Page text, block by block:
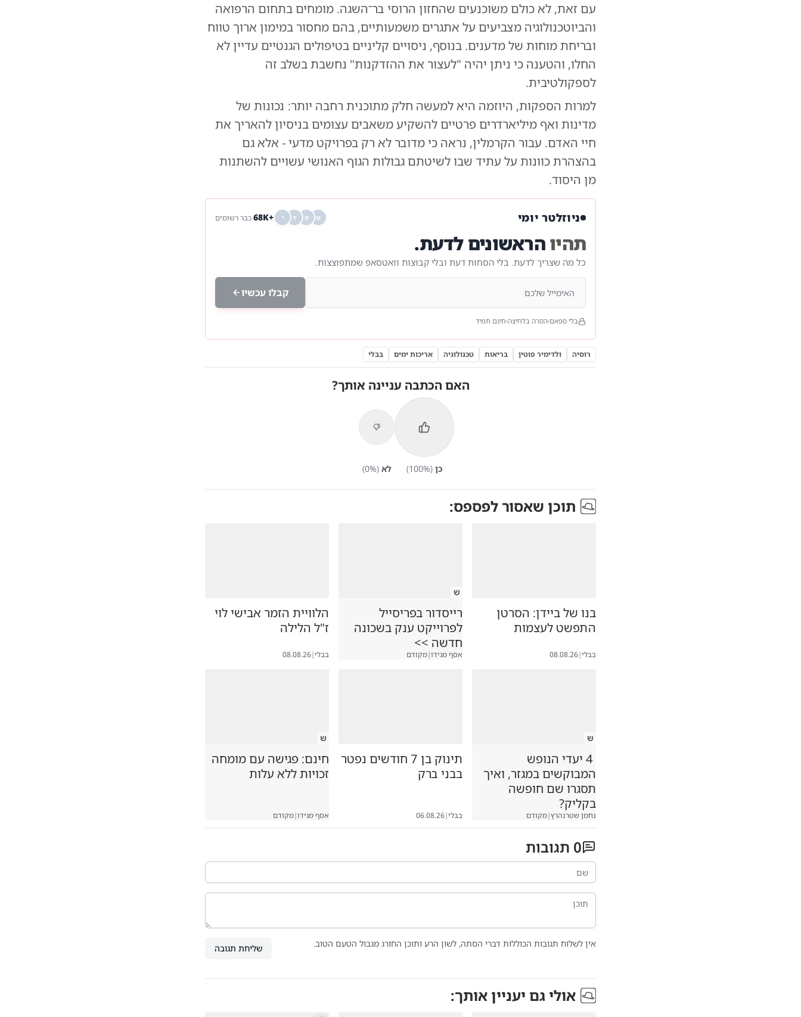
עם זאת, לא כולם משוכנעים שהחזון הרוסי בר־השגה. מומחים בתחום הרפואה
והביוטכנולוגיה מצביעים על אתגרים משמעותיים, בהם מחסור במימון ארוך טווח
ובריחת מוחות של מדענים. בנוסף, ניסויים קליניים בטיפולים הגנטיים עדיין לא
החלו, והטענה כי ניתן יהיה "לעצור את ההזדקנות" נחשבת בשלב זה
לספקולטיבית.
למרות הספקות, היוזמה היא למעשה חלק מתוכנית רחבה יותר: נכונות של
מדינות ואף מיליארדרים פרטיים להשקיע משאבים עצומים בניסיון להאריך את
חיי האדם. עבור הקרמלין, נראה כי מדובר לא רק בפרויקט מדעי - אלא גם
בהצהרת כוונות על עתיד שבו לשיטתם גבולות הגוף האנושי עשויים להשתנות
מן היסוד.
ניוזלטר יומי ש מ ד י +68K כבר רשומים
תהיוהראשונים לדעת.
כל מה שצריך לדעת. בלי הסחות דעת ובלי קבוצות וואטסאפ שמתפוצצות.
קבלו עכשיו
בלי ספאם הסרה בלחיצה חינם תמיד
רוסיה ולדימיר פוטין בריאות טכנולוגיה אריכות ימים בבלי
האם הכתבה עניינה אותך?
כן (
100%) לא (
0%)
תוכן שאסור לפספס:
בנו של ביידן: הסרטן
התפשט לעצמות
בבלי|
08.08.26
ש
רייסדור בפריסייל
לפרוייקט ענק בשכונה
חדשה >>
אסף מגידו|מקודם
הלוויית הזמר אבישי לוי
ז"ל הלילה
בבלי|
08.08.26
ש
4 יעדי הנופש
המבוקשים במגזר, ואיך
תסגרו שם חופשה
בקליק?
נחמן שטרנהרץ|מקודם
תינוק בן 7 חודשים נפטר
בבני ברק
בבלי|
06.08.26
ש
חינם: פגישה עם מומחה
זכויות ללא עלות
אסף מגידו|מקודם
0 תגובות
אין לשלוח תגובות הכוללות דברי הסתה, לשון הרע ותוכן החורג מגבול הטעם הטוב. שליחת תגובה
אולי גם יעניין אותך: